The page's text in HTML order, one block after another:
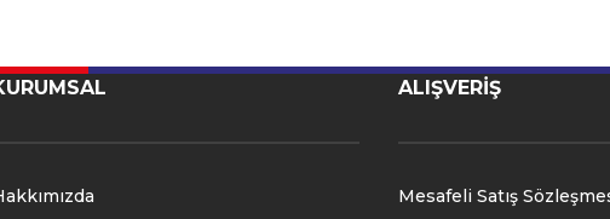
ALIŞVERİŞ
Mesafeli Satış